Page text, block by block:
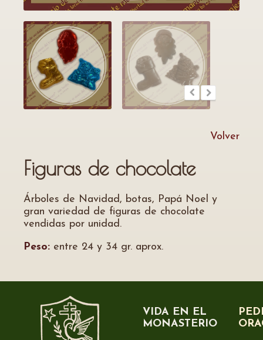
Volver
Figuras de chocolate
Árboles de Navidad, botas, Papá Noel y
gran variedad de figuras de chocolate
vendidas por unidad.
Peso: entre 24 y 34 gr. aprox.
VIDA EN EL
MONASTERIO